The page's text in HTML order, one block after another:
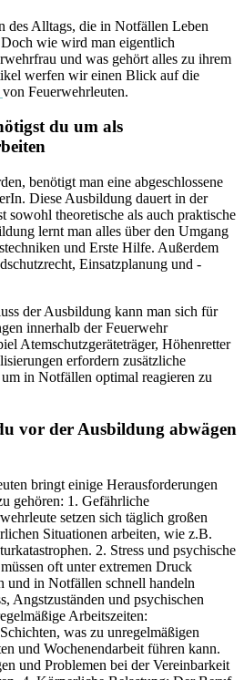
des Alltags, die in Notfällen Leben
wie wird man eigentlich
und was gehört alles zu ihrem
werfen wir einen Blick auf die
von Feuerwehrleuten.
du um als
benötigt man eine abgeschlossene
Diese Ausbildung dauert in der
sowohl theoretische als auch praktische
lernt man alles über den Umgang
und Erste Hilfe. Außerdem
Einsatzplanung und -
der Ausbildung kann man sich für
innerhalb der Feuerwehr
Atemschutzgeräteträger, Höhenretter
erfordern zusätzliche
in Notfällen optimal reagieren zu
vor der Ausbildung abwägen
bringt einige Herausforderungen
gehören: 1. Gefährliche
setzen sich täglich großen
Situationen arbeiten, wie z.B.
2. Stress und psychische
oft unter extremen Druck
und in Notfällen schnell handeln
Angstzuständen und psychischen
Arbeitszeiten:
was zu unregelmäßigen
und Wochenendarbeit führen kann.
und Problemen bei der Vereinbarkeit